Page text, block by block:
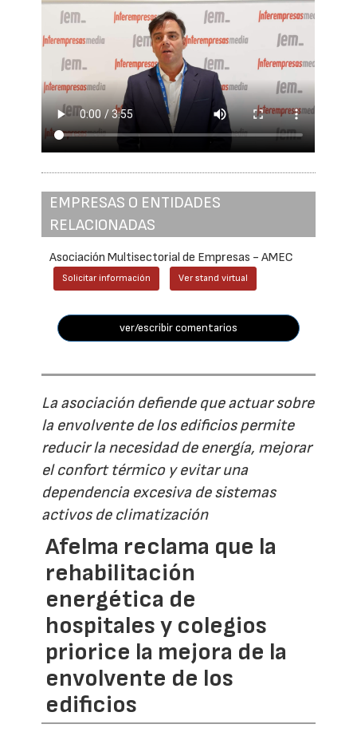
EMPRESAS O ENTIDADES
RELACIONADAS
Asociación Multisectorial de Empresas - AMEC
Solicitar información Ver stand virtual
ver/escribir comentarios
La asociación defiende que actuar sobre
la envolvente de los edificios permite
reducir la necesidad de energía, mejorar
el confort térmico y evitar una
dependencia excesiva de sistemas
activos de climatización
Afelma reclama que la
rehabilitación
energética de
hospitales y colegios
priorice la mejora de la
envolvente de los
edificios